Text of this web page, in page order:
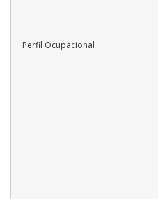
Perfil Ocupacional